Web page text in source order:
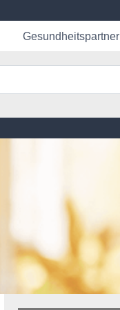
Gesundheitspartner